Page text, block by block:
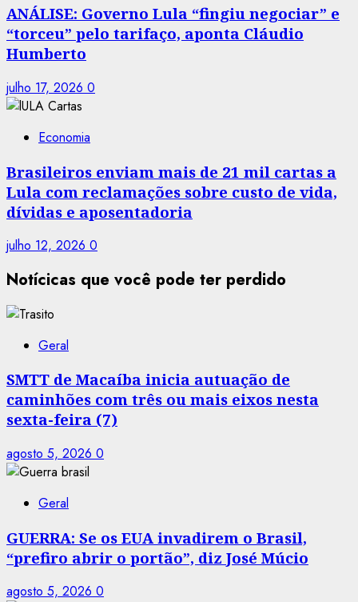
ANÁLISE: Governo Lula “fingiu negociar” e
“torceu” pelo tarifaço, aponta Cláudio
Humberto
julho 17, 2026 0
Economia
Brasileiros enviam mais de 21 mil cartas a
Lula com reclamações sobre custo de vida,
dívidas e aposentadoria
julho 12, 2026 0
Notícicas que você pode ter perdido
Geral
SMTT de Macaíba inicia autuação de
caminhões com três ou mais eixos nesta
sexta-feira (7)
agosto 5, 2026 0
Geral
GUERRA: Se os EUA invadirem o Brasil,
“prefiro abrir o portão”, diz José Múcio
agosto 5, 2026 0